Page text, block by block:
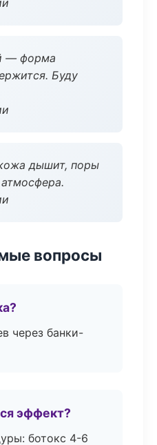
— форма
Буду
дышит, поры
вопросы
через банки-
эффект?
ботокс 4-6